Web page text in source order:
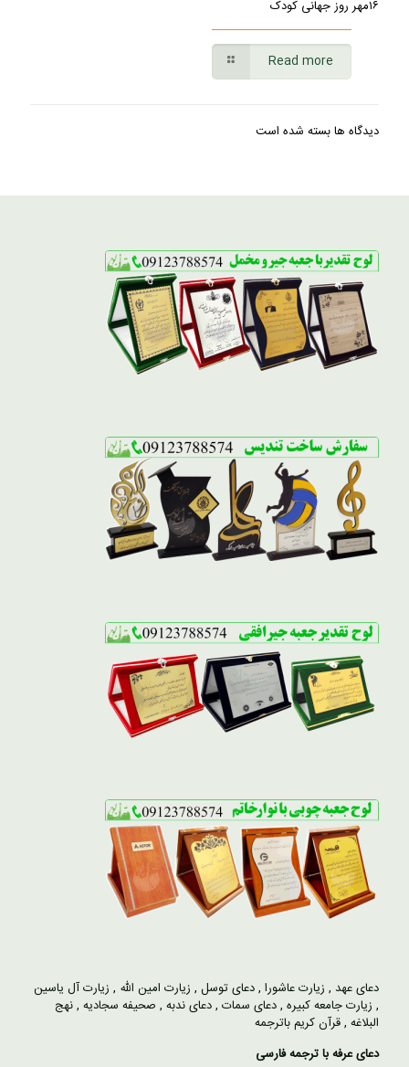
۱۶مهر روز جهانی کودک
Read more
دیدگاه ها بسته شده است
دعای عهد , زیارت عاشورا ,دعای توسل , زیارت امین الله , زیارت آل یاسین
, زیارت جامعه کبیره ,دعای سمات ,دعای ندبه , صحیفه سجادیه ,نهج
البلاغه ,قرآن کریم باترجمه
دعای عرفه با ترجمه فارسی